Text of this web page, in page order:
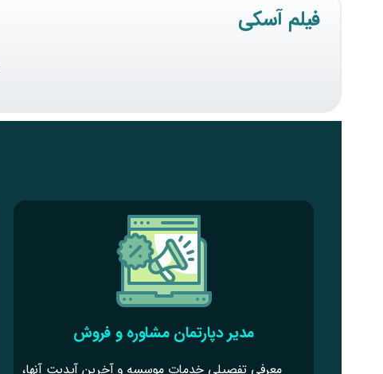
فیلم آسکی
مدیر دپارتمان مشاوره و فروش
معرفی تفصیلی خدمات موسسه و آخرین آپدیت آنها،